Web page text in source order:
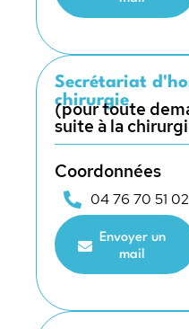
Secrétariat
chirurgie
(pour toute
suite à la
Coordonnées
04 76 70 51 02
Envoyer un
mail